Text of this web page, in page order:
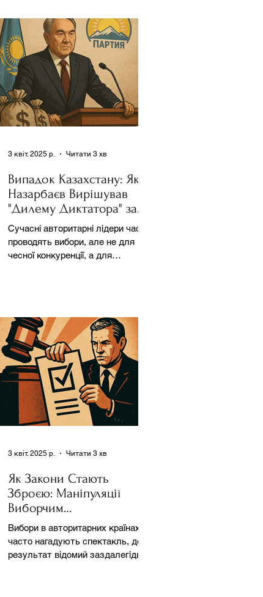
Випадок Казахстану: Як
Назарбаєв Вирішував
"Дилему Диктатора" за
Допомогою Ресурсів та
Партії
Сучасні авторитарні лідери часто
проводять вибори, але не для
чесної конкуренції, а для
3 квіт. 2025 р. Читати 3 хв
Як Закони Стають
Зброєю: Маніпуляції
Виборчим
Законодавством в
Автократіях
Вибори в авторитарних країнах
часто нагадують спектакль, де
результат відомий заздалегідь.
3 квіт. 2025 р. Читати 3 хв